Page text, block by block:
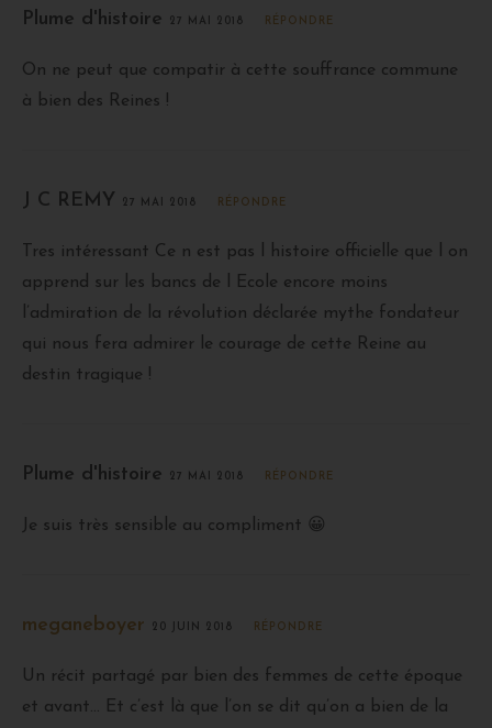
Plume d'histoire 27 MAI 2018 RÉPONDRE
On ne peut que compatir à cette souffrance commune
à bien des Reines !
J C REMY 27 MAI 2018 RÉPONDRE
Tres intéressant Ce n est pas l histoire officielle que l on
apprend sur les bancs de l Ecole encore moins
l’admiration de la révolution déclarée mythe fondateur
qui nous fera admirer le courage de cette Reine au
destin tragique !
Plume d'histoire 27 MAI 2018 RÉPONDRE
Je suis très sensible au compliment 😀
meganeboyer 20 JUIN 2018 RÉPONDRE
Un récit partagé par bien des femmes de cette époque
et avant… Et c’est là que l’on se dit qu’on a bien de la